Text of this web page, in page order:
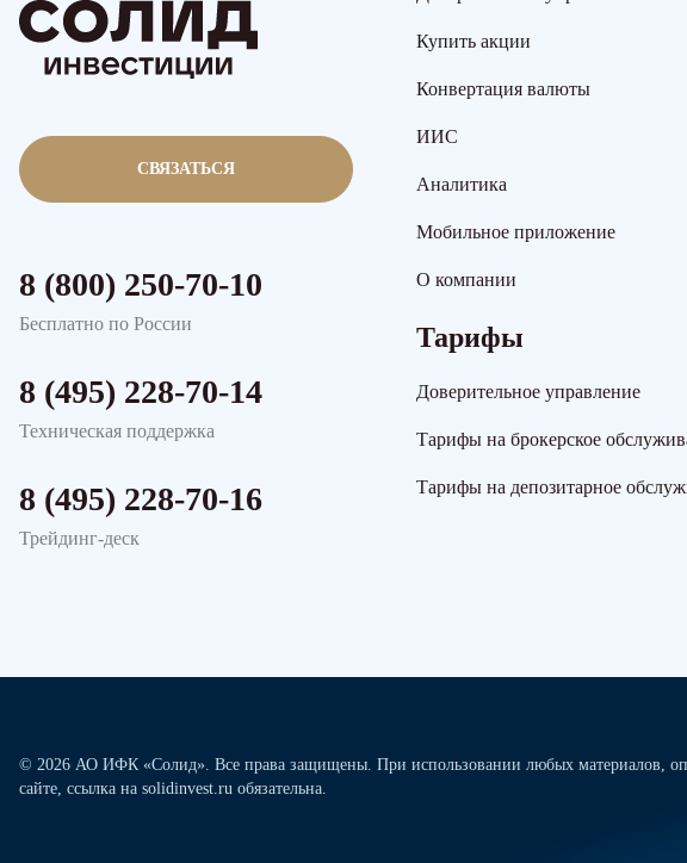
СВЯЗАТЬСЯ
8 (800) 250-70-10
Бесплатно по России
8 (495) 228-70-14
Техническая поддержка
8 (495) 228-70-16
Трейдинг-деск
Купить акции
Конвертация валюты
ИИС
Аналитика
Мобильное приложение
О компании
Тарифы
Доверительное управление
Тарифы на брокерское
Тарифы на депозитарное
© 2026 АО ИФК «Солид». Все права защищены. При использовании любых материалов,
сайте, ссылка на solidinvest.ru обязательна.